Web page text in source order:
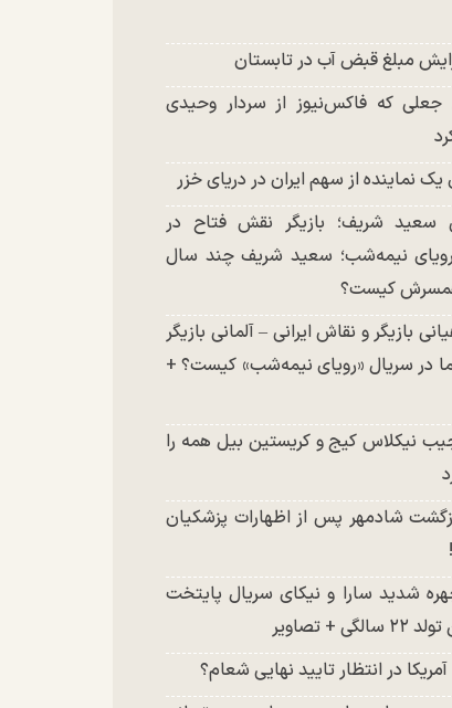
مبلغ قبض آب در تابستان
جعلی که فاکس‌نیوز از سردار وحیدی
یک نماینده از سهم ایران در دریای خزر
سعید شریف؛ بازیگر نقش فتاح در
نیمه‌شب؛ سعید شریف چند سال
همسرش کیست؟
بازیگر و نقاش ایرانی – آلمانی بازیگر
در سریال «رویای نیمه‌شب» کیست؟ +
نیکلاس کیج و کریستین بیل همه را
شادمهر پس از اظهارات پزشکیان
شدید سارا و نیکای سریال پایتخت
+ تصاویر
آمریکا در انتظار تایید نهایی شعام؟